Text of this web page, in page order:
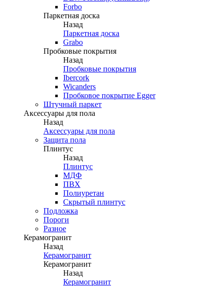
Forbo
Паркетная доска
Назад
Паркетная доска
Grabo
Пробковые покрытия
Назад
Пробковые покрытия
Ibercork
Wicanders
Пробковое покрытие Egger
Штучный паркет
Аксессуары для пола
Назад
Аксессуары для пола
Защита пола
Плинтус
Назад
Плинтус
МДФ
ПВХ
Полиуретан
Скрытый плинтус
Подложка
Пороги
Разное
Керамогранит
Назад
Керамогранит
Керамогранит
Назад
Керамогранит